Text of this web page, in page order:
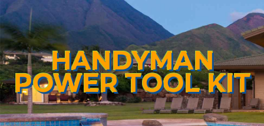
HANDYMAN
POWER TOOL KIT